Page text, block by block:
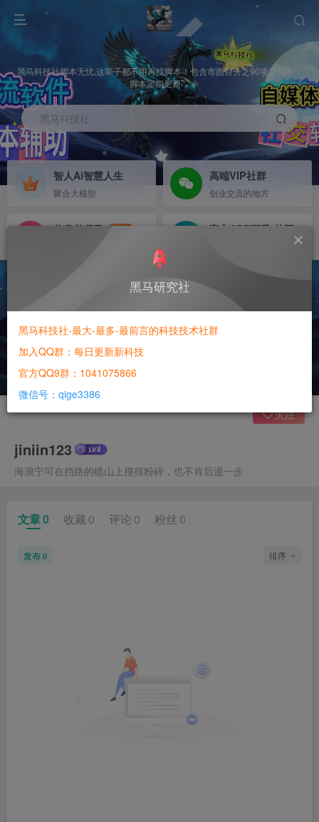
黑马科技社脚本无忧,这辈子都不用再找脚本！包含市面百分之90项目脚本，
脚本定期更新，
黑马科技社
智人Ai智慧人生
聚合大模型
高端VIP社群
创业交流的地方
信息差项目
NEW
jiniin123
海浪宁可在挡路的礁山上撞得粉碎，也不肯后退一步
关注
文章0 收藏 0 评论 0 粉丝 0
发布 0 排序
黑马研究社
黑马科技社-最大-最多-最前言的科技技术社群
加入QQ群：每日更新新科技
官方QQ9群：1041075866
微信号：qige3386